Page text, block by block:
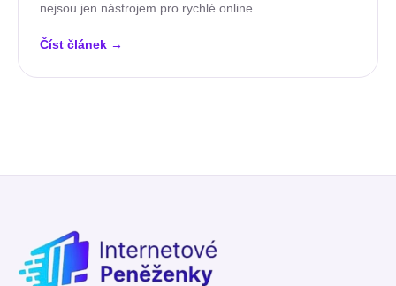
nejsou jen nástrojem pro rychlé online
Číst článek →